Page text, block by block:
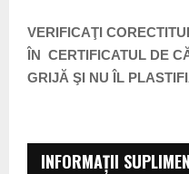
VERIFICAŢI
ÎN CERTIFICATUL DE
GRIJĂ ŞI NU ÎL
INFORMAȚII